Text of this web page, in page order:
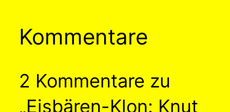
Kommentare
2 Kommentare zu
„Eisbären-Klon: Knut